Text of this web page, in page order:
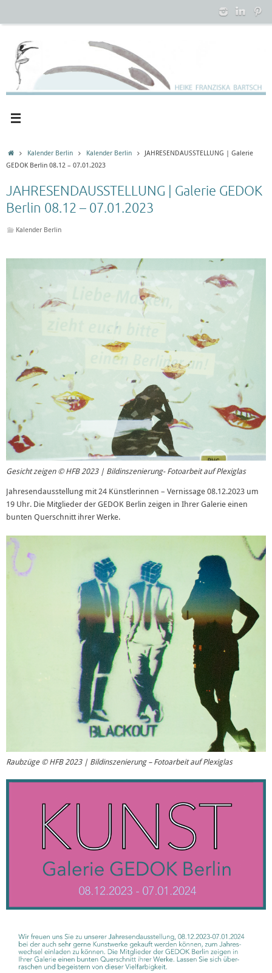
Startseite
Kalender Berlin Kalender Berlin
JAHRESENDAUSSTELLUNG | Galerie
GEDOK Berlin 08.12 – 07.01.2023
JAHRESENDAUSSTELLUNG | Galerie GEDOK
Berlin 08.12 – 07.01.2023
Kalender Berlin
Gesicht zeigen © HFB 2023 | Bildinszenierung- Fotoarbeit auf Plexiglas
Jahresendausstellung mit 24 Künstlerinnen – Vernissage 08.12.2023 um
19 Uhr. Die Mitglieder der GEDOK Berlin zeigen in Ihrer Galerie einen
bunten Querschnitt ihrer Werke.
Raubzüge © HFB 2023 | Bildinszenierung – Fotoarbeit auf Plexiglas